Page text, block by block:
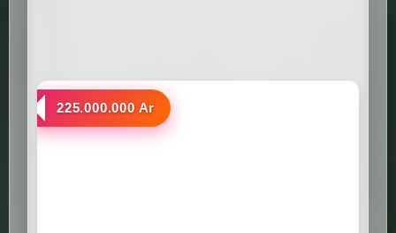
a vendre
225.000.000 Ar